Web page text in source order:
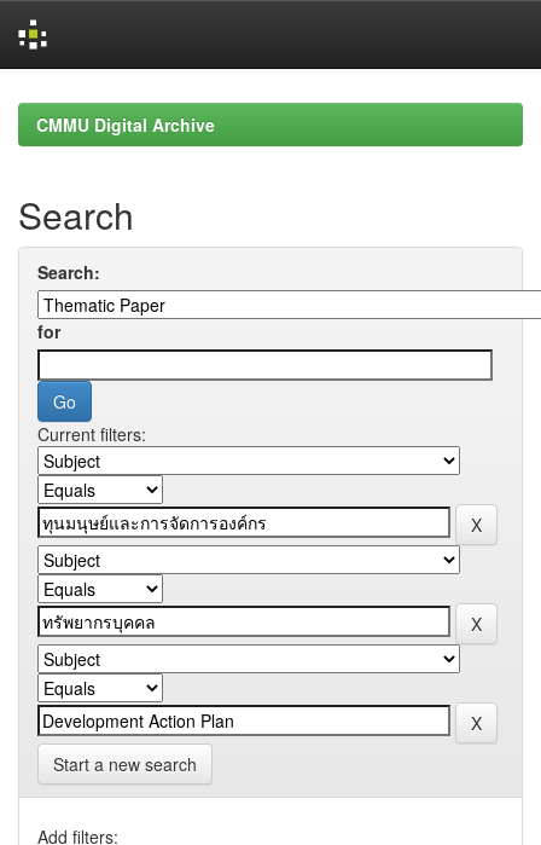
navigationCMMU Digital Archive
Search
Search:
for
Current filters:
Start a new search
Add filters: